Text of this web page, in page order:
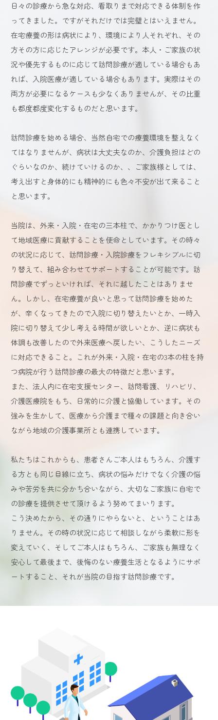
日々の診療から急な対応、看取りまで対応できる体制を作
ってきました。ですがそれだけでは完璧とはいえません。
在宅療養の形は病状により、環境により人それぞれ、その
方その方に応じたアレンジが必要です。本人・ご家族の状
況や優先するものに応じて訪問診療が適している場合もあ
れば、入院医療が適している場合もあります。実際はその
両方が必要になるケースも少なくありませんが、その比重
も都度都度変化するものだと思います。
訪問診療を始める場合、当然自宅での療養環境を整えなく
てはなりませんが、病状は大丈夫なのか、介護負担はどの
ぐらいなのか、続けていけるのか、、ご家族様としては、
考え出すと身体的にも精神的にも色々不安が出て来ること
と思います。
当院は、外来・入院・在宅の三本柱で、かかりつけ医とし
て地域医療に貢献することを使命としています。その時々
の状況に応じて、訪問診療・入院診療をフレキシブルに切
り替えて、組み合わせてサポートすることが可能です。訪
問診療でずっといければ、それに越したことはありませ
ん。しかし、在宅療養が良いと思って訪問診療を始めた
が、辛くなってきたので入院に切り替えたいとか、一時入
院に切り替えて少し考える時間が欲しいとか、逆に病状も
体調も改善したので外来医療へ戻したい、こうしたニーズ
に対応できること。これが外来・入院・在宅の3本の柱を持
つ病院が行う訪問診療の最大の特徴だと思います。
また、法人内に在宅支援センター、訪問看護、リハビリ、
介護医療院をもち、日常的に介護と協働しています。その
強みを生かして、医療から介護まで種々の課題と向き合い
ながら地域の介護事業所とも連携しています。
私たちはこれからも、患者さんご本人はもちろん、介護す
る方とも同じ目線に立ち、病状の悩みだけでなく介護の悩
みや苦労を共に分かち合いながら、大切なご家族に自宅で
の診療を提供させて頂けるよう努めてまいります。
こう決めたから、その通りにやらないと、ということはあ
りません。その時の状況に応じて相談しながら柔軟に形を
変えていく、そしてご本人はもちろん、ご家族も無理なく
安心して最後まで、後悔のない療養生活となるようにサポ
ートすること、それが当院の目指す訪問診療です。